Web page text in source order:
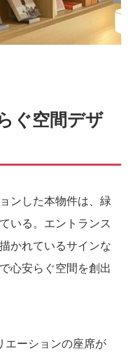
ぐ空間デザ
ンした本物件は、緑
いる。エントランス
かれているサインな
心安らぐ空間を創出
エーションの座席が